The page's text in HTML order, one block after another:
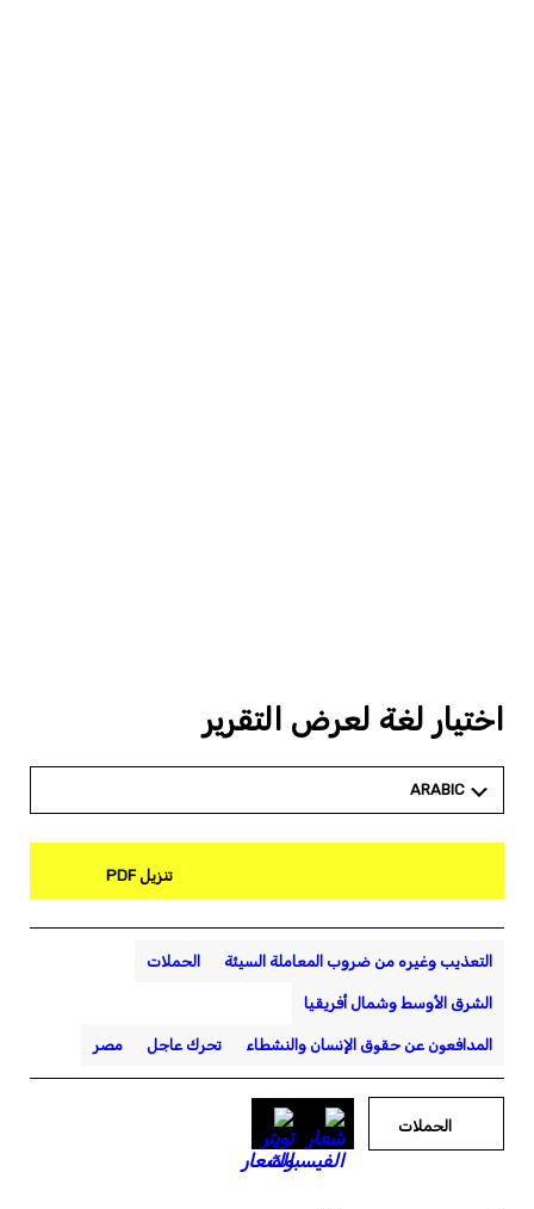
اختيار لغة لعرض التقرير
ARABIC
تنزيل PDF
التعذيب وغيره من ضروب المعاملة السيئة الحملات
الشرق الأوسط وشمال أفريقيا
المدافعون عن حقوق الإنسان والنشطاء تحرك عاجل مصر
الحملات